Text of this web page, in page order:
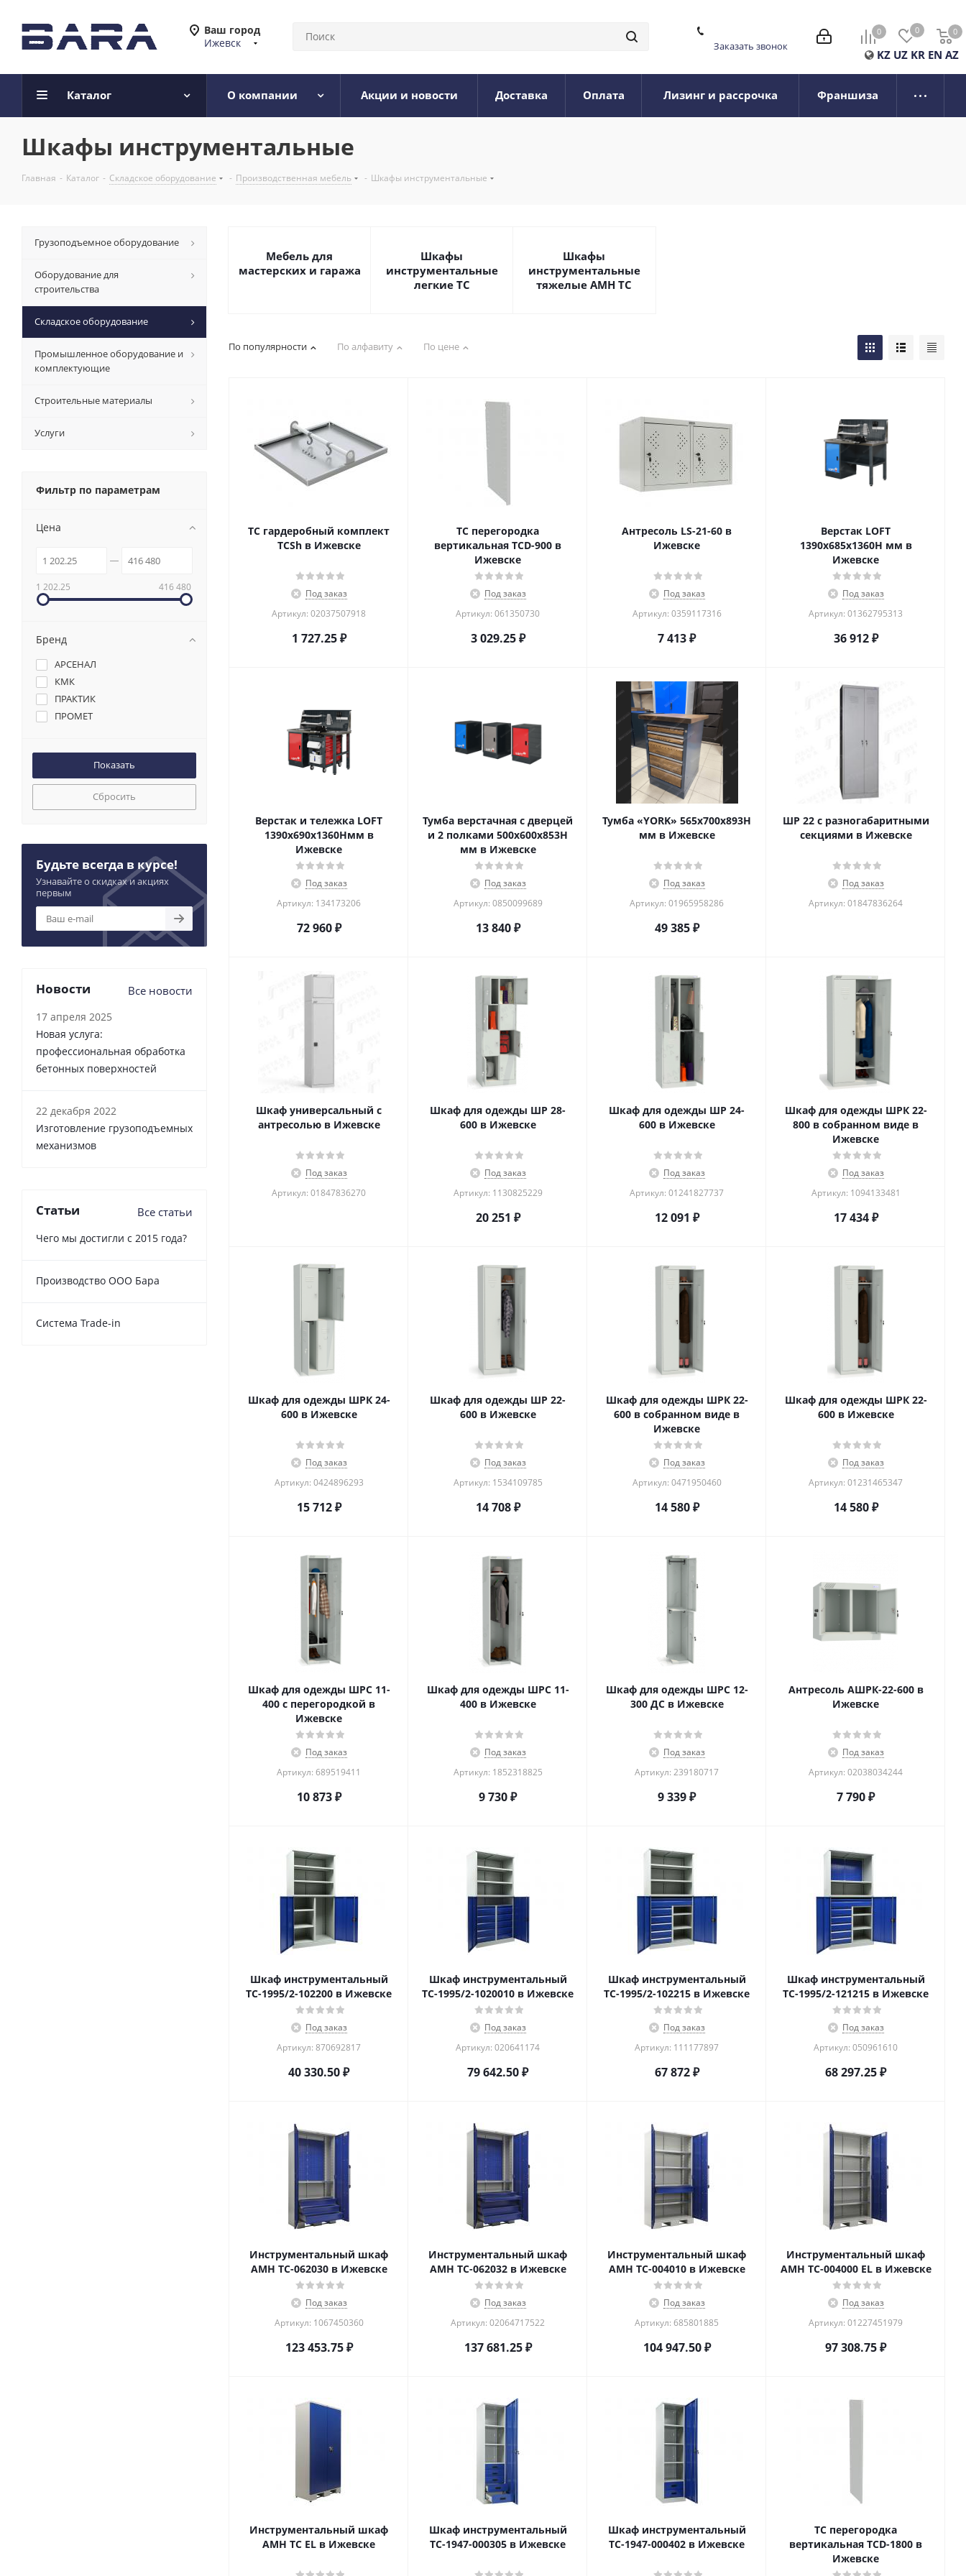
Ваш город
Ижевск
0 0 0
0
KZ UZ KR EN AZ
Заказать звонок
Каталог О компании Акции и новости Доставка Оплата Лизинг и рассрочка Франшиза
Шкафы инструментальные
Главная - Каталог - Складское оборудование - Производственная мебель - Шкафы инструментальные
Мебель для
мастерских и гаража
Шкафы
инструментальные
легкие ТС
Шкафы
инструментальные
тяжелые AMH TC
По популярности По алфавиту По цене
TC гардеробный комплект
TCSh в Ижевске
Под заказ
Артикул: 02037507918
1 727.25₽
TC перегородка
вертикальная TCD-900 в
Ижевске
Под заказ
Артикул: 061350730
3 029.25₽
Антресоль LS-21-60 в
Ижевске
Под заказ
Артикул: 0359117316
7 413₽
Верстак LOFT
1390х685х1360Н мм в
Ижевске
Под заказ
Артикул: 01362795313
36 912₽
Верстак и тележка LOFT
1390х690х1360Нмм в
Ижевске
Под заказ
Артикул: 134173206
72 960₽
Тумба верстачная с дверцей
и 2 полками 500х600х853Н
мм в Ижевске
Под заказ
Артикул: 0850099689
13 840₽
Тумба «YORK» 565х700х893Н
мм в Ижевске
Под заказ
Артикул: 01965958286
49 385₽
ШР 22 с разногабаритными
секциями в Ижевске
Под заказ
Артикул: 01847836264
Шкаф универсальный с
антресолью в Ижевске
Под заказ
Артикул: 01847836270
Шкаф для одежды ШР 28-
600 в Ижевске
Под заказ
Артикул: 1130825229
20 251 ₽
Шкаф для одежды ШР 24-
600 в Ижевске
Под заказ
Артикул: 01241827737
12 091 ₽
Шкаф для одежды ШРК 22-
800 в собранном виде в
Ижевске
Под заказ
Артикул: 1094133481
17 434₽
Шкаф для одежды ШРК 24-
600 в Ижевске
Под заказ
Артикул: 0424896293
15 712₽
Шкаф для одежды ШР 22-
600 в Ижевске
Под заказ
Артикул: 1534109785
14 708₽
Шкаф для одежды ШРК 22-
600 в собранном виде в
Ижевске
Под заказ
Артикул: 0471950460
14 580₽
Шкаф для одежды ШРК 22-
600 в Ижевске
Под заказ
Артикул: 01231465347
14 580₽
Шкаф для одежды ШРС 11-
400 с перегородкой в
Ижевске
Под заказ
Артикул: 689519411
10 873₽
Шкаф для одежды ШРС 11-
400 в Ижевске
Под заказ
Артикул: 1852318825
9 730₽
Шкаф для одежды ШРС 12-
300 ДС в Ижевске
Под заказ
Артикул: 239180717
9 339₽
Антресоль АШРК-22-600 в
Ижевске
Под заказ
Артикул: 02038034244
7 790₽
Шкаф инструментальный
TC-1995/2-102200 в Ижевске
Под заказ
Артикул: 870692817
40 330.50₽
Шкаф инструментальный
TC-1995/2-1020010 в Ижевске
Под заказ
Артикул: 020641174
79 642.50₽
Шкаф инструментальный
TC-1995/2-102215 в Ижевске
Под заказ
Артикул: 111177897
67 872₽
Шкаф инструментальный
TC-1995/2-121215 в Ижевске
Под заказ
Артикул: 050961610
68 297.25₽
Инструментальный шкаф
AMH TC-062030 в Ижевске
Под заказ
Артикул: 1067450360
123 453.75₽
Инструментальный шкаф
AMH TC-062032 в Ижевске
Под заказ
Артикул: 02064717522
137 681.25₽
Инструментальный шкаф
AMH TC-004010 в Ижевске
Под заказ
Артикул: 685801885
104 947.50₽
Инструментальный шкаф
AMH TC-004000 EL в Ижевске
Под заказ
Артикул: 01227451979
97 308.75₽
Инструментальный шкаф
AMH TC EL в Ижевске
Шкаф инструментальный
TC-1947-000305 в Ижевске
Шкаф инструментальный
TC-1947-000402 в Ижевске
TC перегородка
вертикальная TCD-1800 в
Ижевске
Грузоподъемное оборудование
Оборудование для
строительства
Складское оборудование
Промышленное оборудование и
комплектующие
Строительные материалы
Услуги
Фильтр по параметрам
Цена
1 202.25 416 480
Бренд
АРСЕНАЛ
КМК
ПРАКТИК
ПРОМЕТ
Сбросить
Будьте всегда в курсе!
Узнавайте о скидках и акциях
первым
Новости Все новости
17 апреля 2025
Новая услуга:
профессиональная обработка
бетонных поверхностей
22 декабря 2022
Изготовление грузоподъемных
механизмов
Статьи Все статьи
Чего мы достигли с 2015 года?
Производство ООО Бара
Cистема Trade-in